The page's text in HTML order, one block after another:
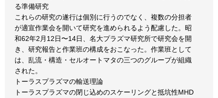
る準備研究
これらの研究の遂行は個別に行うのでなく、複数の分担者
が適宣作業会を開いて研究を進められるよう配慮した。昭
和62年2月12日〜14日、名大プラズマ研究所で研究会を開
き、研究報告と作業班の構成をおこなった。作業班として
は、乱流・構造・セルオートマタの三つのグループが組織
された。
トーラスプラズマの輸送理論
トーラスプラズマの閉じ込めのスケーリングと抵坑性MHD